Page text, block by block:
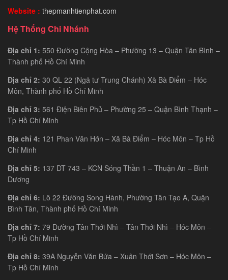
Website : thepmanhtienphat.com
Hệ Thống Chi Nhánh
Địa chỉ 1: 550 Đường Cộng Hòa – Phường 13 – Quận Tân Bình –
Thành phố Hồ Chí Minh
Địa chỉ 2: 30 QL 22 (Ngã tư Trung Chánh) Xã Bà Điểm – Hóc
Môn, Thành phố Hồ Chí Minh
Địa chỉ 3: 561 Điện Biên Phủ – Phường 25 – Quận Bình Thạnh –
Tp Hồ Chí Minh
Địa chỉ 4: 121 Phan Văn Hớn – Xã Bà Điểm – Hóc Môn – Tp Hồ
Chí Minh
Địa chỉ 5: 137 DT 743 – KCN Sóng Thần 1 – Thuận An – Bình
Dương
Địa chỉ 6: Lô 22 Đường Song Hành, Phường Tân Tạo A, Quận
Bình Tân, Thành phố Hồ Chí Minh
Địa chỉ 7: 79 Đường Tân Thới Nhì – Tân Thới Nhì – Hóc Môn –
Tp Hồ Chí Minh
Địa chỉ 8: 39A Nguyễn Văn Bứa – Xuân Thới Sơn – Hóc Môn –
Tp Hồ Chí Minh